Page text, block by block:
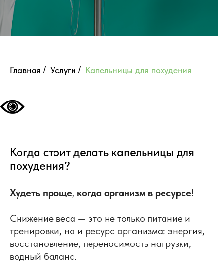
Главная / Услуги / Капельницы для похудения
Когда стоит делать капельницы для
похудения?
Худеть проще, когда организм в ресурсе!
Снижение веса — это не только питание и
тренировки, но и ресурс организма: энергия,
восстановление, переносимость нагрузки,
водный баланс.